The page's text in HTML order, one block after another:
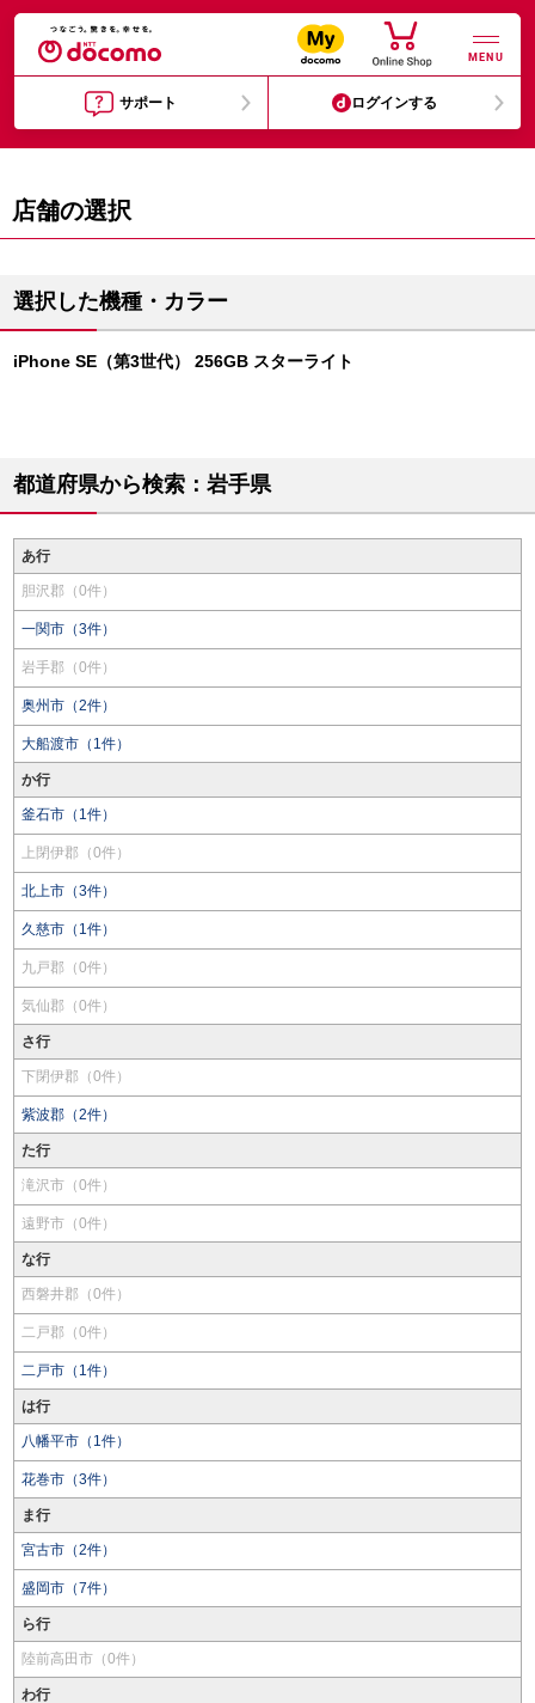
MENU
サポート ログインする
店舗の選択
選択した機種・カラー
iPhone SE（第3世代） 256GB スターライト
都道府県から検索：岩手県
あ行
胆沢郡（0件）
一関市（3件）
岩手郡（0件）
奥州市（2件）
大船渡市（1件）
か行
釜石市（1件）
上閉伊郡（0件）
北上市（3件）
久慈市（1件）
九戸郡（0件）
気仙郡（0件）
さ行
下閉伊郡（0件）
紫波郡（2件）
た行
滝沢市（0件）
遠野市（0件）
な行
西磐井郡（0件）
二戸郡（0件）
二戸市（1件）
は行
八幡平市（1件）
花巻市（3件）
ま行
宮古市（2件）
盛岡市（7件）
ら行
陸前高田市（0件）
わ行